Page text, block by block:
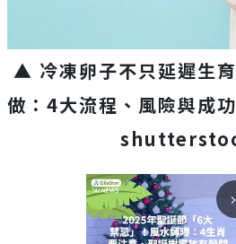
▲ 冷凍卵子不只延遲生
做：4大流程、風險與成
arrow_forward_ios